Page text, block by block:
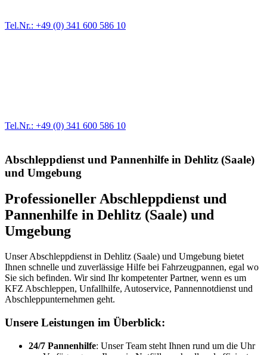
Tel.Nr.: +49 (0) 341 600 586 10
Tel.Nr.: +49 (0) 341 600 586 10
Abschleppdienst und Pannenhilfe in Dehlitz (Saale)
und Umgebung
Professioneller Abschleppdienst und
Pannenhilfe in Dehlitz (Saale) und
Umgebung
Unser Abschleppdienst in Dehlitz (Saale) und Umgebung bietet
Ihnen schnelle und zuverlässige Hilfe bei Fahrzeugpannen, egal wo
Sie sich befinden. Wir sind Ihr kompetenter Partner, wenn es um
KFZ Abschleppen, Unfallhilfe, Autoservice, Pannennotdienst und
Abschleppunternehmen geht.
Unsere Leistungen im Überblick:
24/7 Pannenhilfe: Unser Team steht Ihnen rund um die Uhr